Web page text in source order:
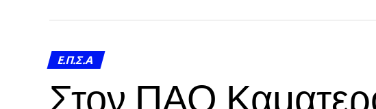
Ε.Π.Σ.Α
Στον ΠΑΟ